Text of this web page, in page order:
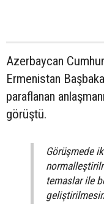
Azerbaycan
Ermenistan
paraflanan
görüştü.
Görüşmede
temaslar ile